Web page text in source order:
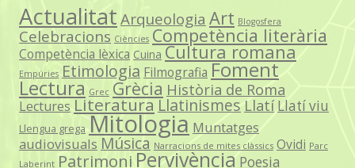
ActualitatArqueologia Art Blogosfera
Celebracions Ciències Competència literària
Competència lèxica Cuina Cultura romana
Empúries Etimologia Filmografia Foment
Lectura Grec Grècia Història de Roma
Lectures LiteraturaLlatinismes Llatí Llatí viu
Llengua grega Mitologia Muntatges
audiovisuals Música Narracions de mites clàssics Ovidi Parc
Laberint PatrimoniPervivència Poesia